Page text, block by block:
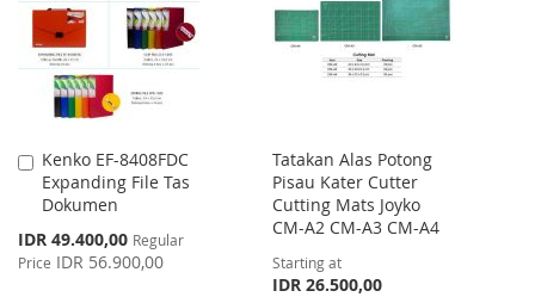
LIST
Kenko EF-8408FDC
Expanding File Tas
Dokumen
Special
Price
IDR 49.400,00 Regular
Price IDR 56.900,00
Add
to
Cart
Tatakan Alas Potong
Pisau Kater Cutter
Cutting Mats Joyko
CM-A2 CM-A3 CM-A4
Starting at
IDR 26.500,00